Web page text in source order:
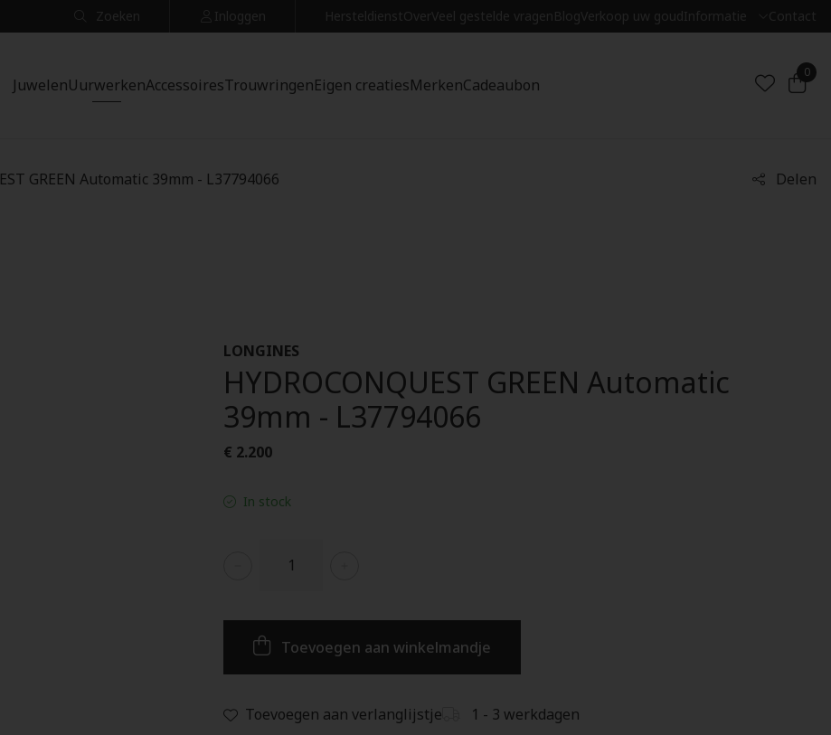
Zoeken Inloggen HersteldienstOverVeel gestelde vragenBlogVerkoop uw goudInformatie Contact
JuwelenUurwerkenAccessoiresTrouwringenEigen creatiesMerkenCadeaubon
0
GREEN Automatic 39mm - L37794066 Delen
LONGINES
HYDROCONQUEST GREEN Automatic
39mm - L37794066
€ 2.200
In stock
Toevoegen aan winkelmandje
Toevoegen aan verlanglijstje 1 - 3 werkdagen